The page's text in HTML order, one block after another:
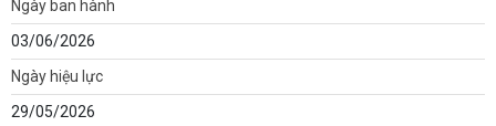
Ngày ban hành
03/06/2026
Ngày hiệu lực
29/05/2026